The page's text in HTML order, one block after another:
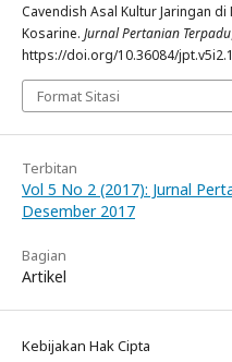
Cavendish Asal Kultur Jaringan
Kosarine. Jurnal Pertanian Terpadu
https://doi.org/10.36084/
Format Sitasi
Terbitan
Vol 5 No 2 (2017): Jurnal
Desember 2017
Bagian
Artikel
Kebijakan Hak Cipta